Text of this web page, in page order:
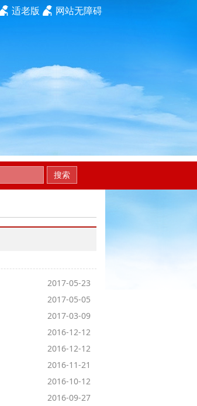
网站无障碍
适老版
搜索
2017-05-23
2017-05-05
2017-03-09
2016-12-12
2016-12-12
2016-11-21
2016-10-12
2016-09-27